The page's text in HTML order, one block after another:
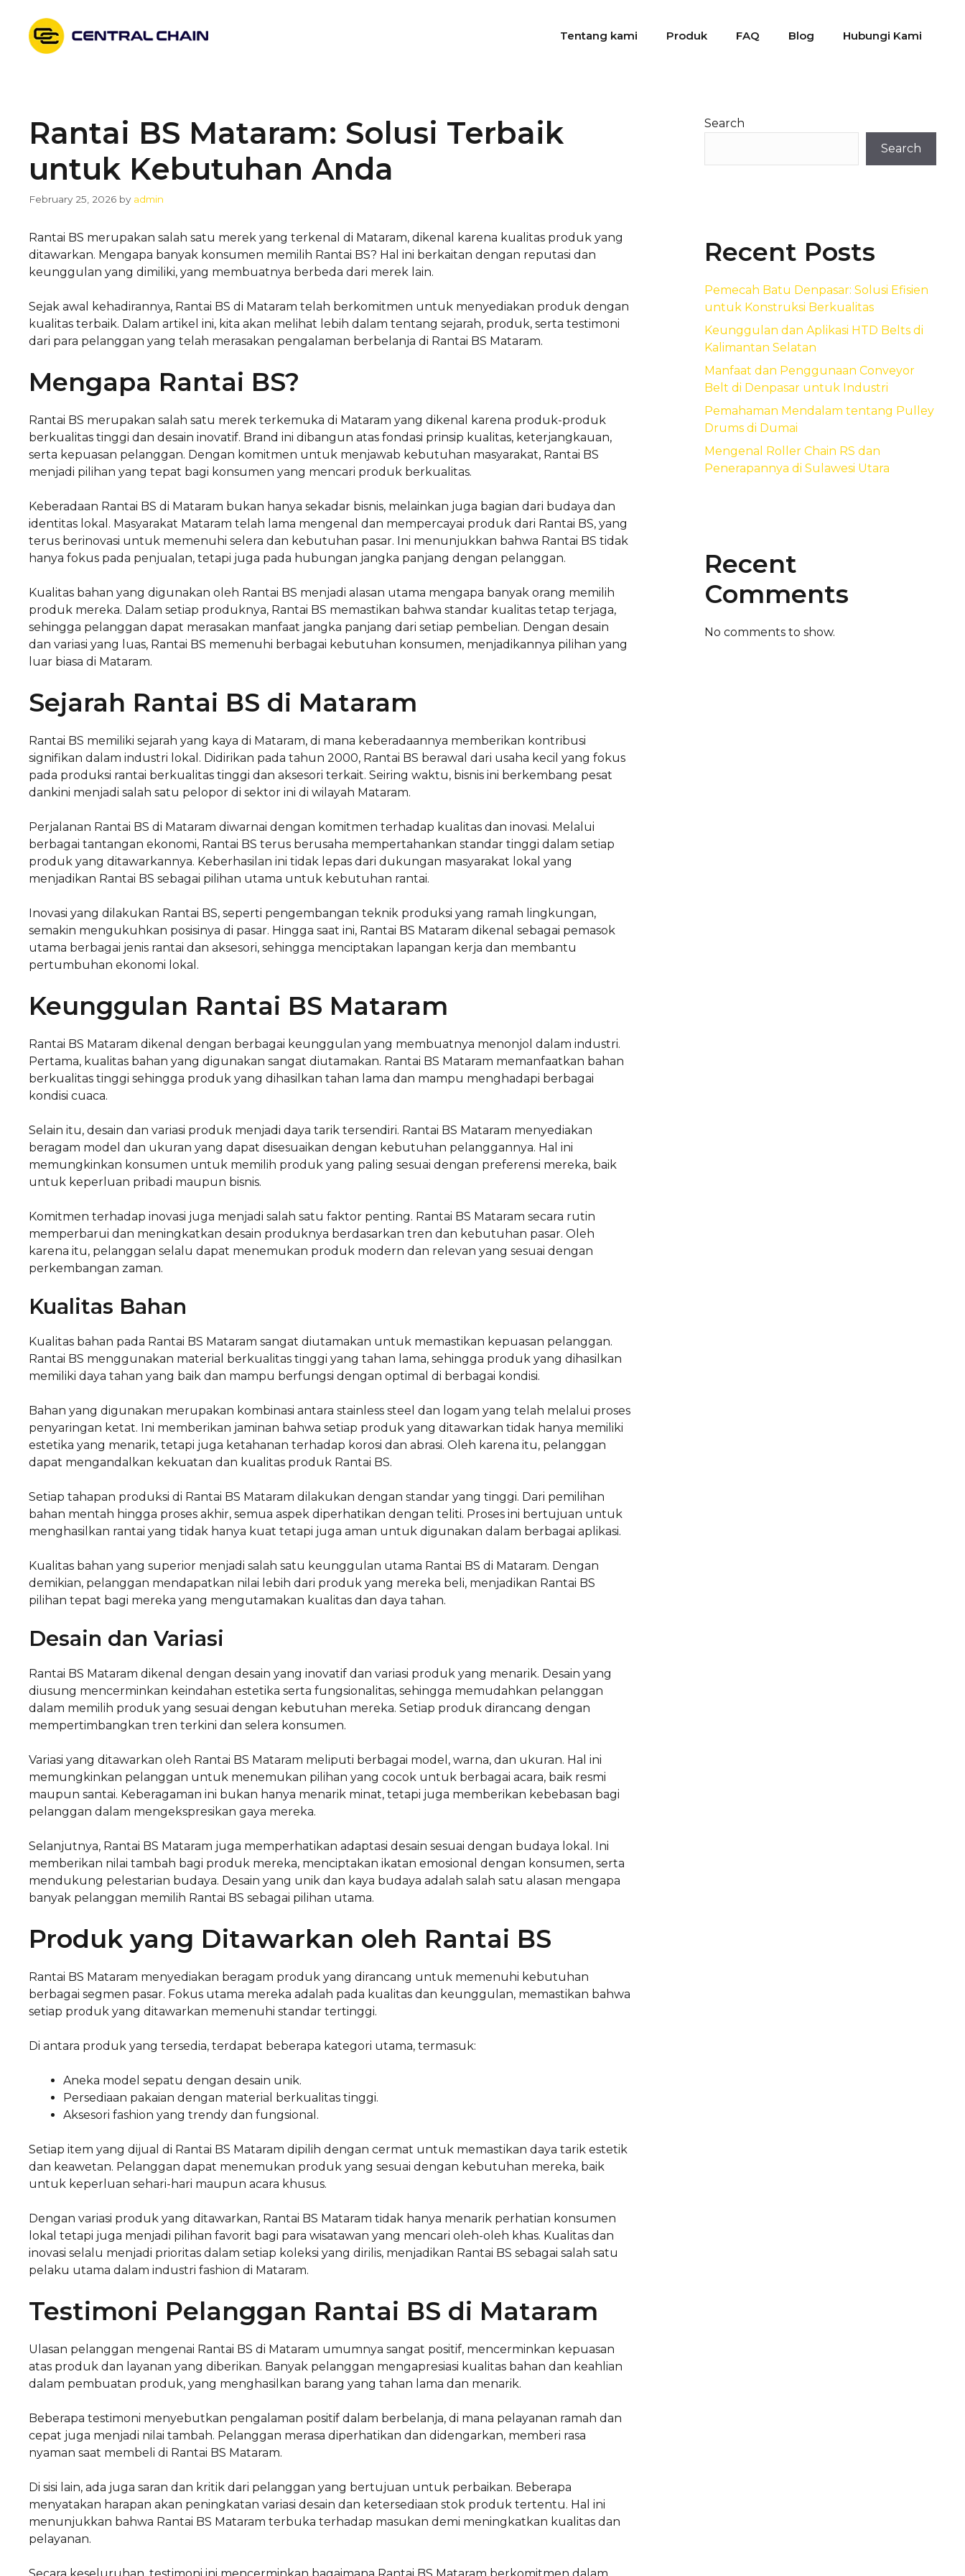
content
Tentang kami Produk FAQ Blog Hubungi Kami
Rantai BS Mataram: Solusi Terbaik
untuk Kebutuhan Anda
February 25, 2026 by admin
Rantai BS merupakan salah satu merek yang terkenal di Mataram, dikenal karena kualitas produk yang
ditawarkan. Mengapa banyak konsumen memilih Rantai BS? Hal ini berkaitan dengan reputasi dan
keunggulan yang dimiliki, yang membuatnya berbeda dari merek lain.
Sejak awal kehadirannya, Rantai BS di Mataram telah berkomitmen untuk menyediakan produk dengan
kualitas terbaik. Dalam artikel ini, kita akan melihat lebih dalam tentang sejarah, produk, serta testimoni
dari para pelanggan yang telah merasakan pengalaman berbelanja di Rantai BS Mataram.
Mengapa Rantai BS?
Rantai BS merupakan salah satu merek terkemuka di Mataram yang dikenal karena produk-produk
berkualitas tinggi dan desain inovatif. Brand ini dibangun atas fondasi prinsip kualitas, keterjangkauan,
serta kepuasan pelanggan. Dengan komitmen untuk menjawab kebutuhan masyarakat, Rantai BS
menjadi pilihan yang tepat bagi konsumen yang mencari produk berkualitas.
Keberadaan Rantai BS di Mataram bukan hanya sekadar bisnis, melainkan juga bagian dari budaya dan
identitas lokal. Masyarakat Mataram telah lama mengenal dan mempercayai produk dari Rantai BS, yang
terus berinovasi untuk memenuhi selera dan kebutuhan pasar. Ini menunjukkan bahwa Rantai BS tidak
hanya fokus pada penjualan, tetapi juga pada hubungan jangka panjang dengan pelanggan.
Kualitas bahan yang digunakan oleh Rantai BS menjadi alasan utama mengapa banyak orang memilih
produk mereka. Dalam setiap produknya, Rantai BS memastikan bahwa standar kualitas tetap terjaga,
sehingga pelanggan dapat merasakan manfaat jangka panjang dari setiap pembelian. Dengan desain
dan variasi yang luas, Rantai BS memenuhi berbagai kebutuhan konsumen, menjadikannya pilihan yang
luar biasa di Mataram.
Sejarah Rantai BS di Mataram
Rantai BS memiliki sejarah yang kaya di Mataram, di mana keberadaannya memberikan kontribusi
signifikan dalam industri lokal. Didirikan pada tahun 2000, Rantai BS berawal dari usaha kecil yang fokus
pada produksi rantai berkualitas tinggi dan aksesori terkait. Seiring waktu, bisnis ini berkembang pesat
dankini menjadi salah satu pelopor di sektor ini di wilayah Mataram.
Perjalanan Rantai BS di Mataram diwarnai dengan komitmen terhadap kualitas dan inovasi. Melalui
berbagai tantangan ekonomi, Rantai BS terus berusaha mempertahankan standar tinggi dalam setiap
produk yang ditawarkannya. Keberhasilan ini tidak lepas dari dukungan masyarakat lokal yang
menjadikan Rantai BS sebagai pilihan utama untuk kebutuhan rantai.
Inovasi yang dilakukan Rantai BS, seperti pengembangan teknik produksi yang ramah lingkungan,
semakin mengukuhkan posisinya di pasar. Hingga saat ini, Rantai BS Mataram dikenal sebagai pemasok
utama berbagai jenis rantai dan aksesori, sehingga menciptakan lapangan kerja dan membantu
pertumbuhan ekonomi lokal.
Keunggulan Rantai BS Mataram
Rantai BS Mataram dikenal dengan berbagai keunggulan yang membuatnya menonjol dalam industri.
Pertama, kualitas bahan yang digunakan sangat diutamakan. Rantai BS Mataram memanfaatkan bahan
berkualitas tinggi sehingga produk yang dihasilkan tahan lama dan mampu menghadapi berbagai
kondisi cuaca.
Selain itu, desain dan variasi produk menjadi daya tarik tersendiri. Rantai BS Mataram menyediakan
beragam model dan ukuran yang dapat disesuaikan dengan kebutuhan pelanggannya. Hal ini
memungkinkan konsumen untuk memilih produk yang paling sesuai dengan preferensi mereka, baik
untuk keperluan pribadi maupun bisnis.
Komitmen terhadap inovasi juga menjadi salah satu faktor penting. Rantai BS Mataram secara rutin
memperbarui dan meningkatkan desain produknya berdasarkan tren dan kebutuhan pasar. Oleh
karena itu, pelanggan selalu dapat menemukan produk modern dan relevan yang sesuai dengan
perkembangan zaman.
Kualitas Bahan
Kualitas bahan pada Rantai BS Mataram sangat diutamakan untuk memastikan kepuasan pelanggan.
Rantai BS menggunakan material berkualitas tinggi yang tahan lama, sehingga produk yang dihasilkan
memiliki daya tahan yang baik dan mampu berfungsi dengan optimal di berbagai kondisi.
Bahan yang digunakan merupakan kombinasi antara stainless steel dan logam yang telah melalui proses
penyaringan ketat. Ini memberikan jaminan bahwa setiap produk yang ditawarkan tidak hanya memiliki
estetika yang menarik, tetapi juga ketahanan terhadap korosi dan abrasi. Oleh karena itu, pelanggan
dapat mengandalkan kekuatan dan kualitas produk Rantai BS.
Setiap tahapan produksi di Rantai BS Mataram dilakukan dengan standar yang tinggi. Dari pemilihan
bahan mentah hingga proses akhir, semua aspek diperhatikan dengan teliti. Proses ini bertujuan untuk
menghasilkan rantai yang tidak hanya kuat tetapi juga aman untuk digunakan dalam berbagai aplikasi.
Kualitas bahan yang superior menjadi salah satu keunggulan utama Rantai BS di Mataram. Dengan
demikian, pelanggan mendapatkan nilai lebih dari produk yang mereka beli, menjadikan Rantai BS
pilihan tepat bagi mereka yang mengutamakan kualitas dan daya tahan.
Desain dan Variasi
Rantai BS Mataram dikenal dengan desain yang inovatif dan variasi produk yang menarik. Desain yang
diusung mencerminkan keindahan estetika serta fungsionalitas, sehingga memudahkan pelanggan
dalam memilih produk yang sesuai dengan kebutuhan mereka. Setiap produk dirancang dengan
mempertimbangkan tren terkini dan selera konsumen.
Variasi yang ditawarkan oleh Rantai BS Mataram meliputi berbagai model, warna, dan ukuran. Hal ini
memungkinkan pelanggan untuk menemukan pilihan yang cocok untuk berbagai acara, baik resmi
maupun santai. Keberagaman ini bukan hanya menarik minat, tetapi juga memberikan kebebasan bagi
pelanggan dalam mengekspresikan gaya mereka.
Selanjutnya, Rantai BS Mataram juga memperhatikan adaptasi desain sesuai dengan budaya lokal. Ini
memberikan nilai tambah bagi produk mereka, menciptakan ikatan emosional dengan konsumen, serta
mendukung pelestarian budaya. Desain yang unik dan kaya budaya adalah salah satu alasan mengapa
banyak pelanggan memilih Rantai BS sebagai pilihan utama.
Produk yang Ditawarkan oleh Rantai BS
Rantai BS Mataram menyediakan beragam produk yang dirancang untuk memenuhi kebutuhan
berbagai segmen pasar. Fokus utama mereka adalah pada kualitas dan keunggulan, memastikan bahwa
setiap produk yang ditawarkan memenuhi standar tertinggi.
Di antara produk yang tersedia, terdapat beberapa kategori utama, termasuk:
Aneka model sepatu dengan desain unik.
Persediaan pakaian dengan material berkualitas tinggi.
Aksesori fashion yang trendy dan fungsional.
Setiap item yang dijual di Rantai BS Mataram dipilih dengan cermat untuk memastikan daya tarik estetik
dan keawetan. Pelanggan dapat menemukan produk yang sesuai dengan kebutuhan mereka, baik
untuk keperluan sehari-hari maupun acara khusus.
Dengan variasi produk yang ditawarkan, Rantai BS Mataram tidak hanya menarik perhatian konsumen
lokal tetapi juga menjadi pilihan favorit bagi para wisatawan yang mencari oleh-oleh khas. Kualitas dan
inovasi selalu menjadi prioritas dalam setiap koleksi yang dirilis, menjadikan Rantai BS sebagai salah satu
pelaku utama dalam industri fashion di Mataram.
Testimoni Pelanggan Rantai BS di Mataram
Ulasan pelanggan mengenai Rantai BS di Mataram umumnya sangat positif, mencerminkan kepuasan
atas produk dan layanan yang diberikan. Banyak pelanggan mengapresiasi kualitas bahan dan keahlian
dalam pembuatan produk, yang menghasilkan barang yang tahan lama dan menarik.
Beberapa testimoni menyebutkan pengalaman positif dalam berbelanja, di mana pelayanan ramah dan
cepat juga menjadi nilai tambah. Pelanggan merasa diperhatikan dan didengarkan, memberi rasa
nyaman saat membeli di Rantai BS Mataram.
Di sisi lain, ada juga saran dan kritik dari pelanggan yang bertujuan untuk perbaikan. Beberapa
menyatakan harapan akan peningkatan variasi desain dan ketersediaan stok produk tertentu. Hal ini
menunjukkan bahwa Rantai BS Mataram terbuka terhadap masukan demi meningkatkan kualitas dan
pelayanan.
Search
Search
Recent Posts
Pemecah Batu Denpasar: Solusi Efisien
untuk Konstruksi Berkualitas
Keunggulan dan Aplikasi HTD Belts di
Kalimantan Selatan
Manfaat dan Penggunaan Conveyor
Belt di Denpasar untuk Industri
Pemahaman Mendalam tentang Pulley
Drums di Dumai
Mengenal Roller Chain RS dan
Penerapannya di Sulawesi Utara
Recent
Comments
No comments to show.